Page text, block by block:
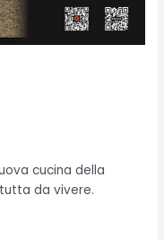
cucina della
tutta da vivere.